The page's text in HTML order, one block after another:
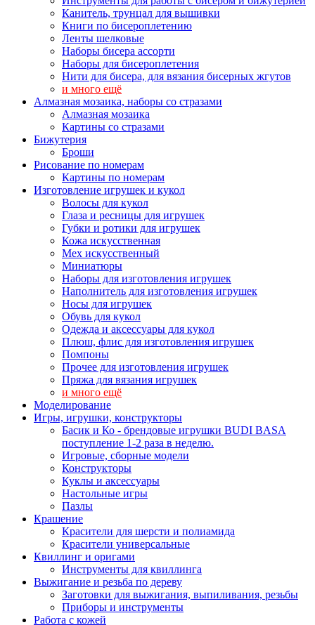
Канитель, трунцал для вышивки
Книги по бисероплетению
Ленты шелковые
Наборы бисера ассорти
Наборы для бисероплетения
Нити для бисера, для вязания бисерных жгутов
и много ещё
Алмазная мозаика, наборы со стразами
Алмазная мозаика
Картины co стразами
Бижутерия
Броши
Рисование по номерам
Картины по номерам
Изготовление игрушек и кукол
Волосы для кукол
Глаза и ресницы для игрушек
Губки и ротики для игрушек
Кожа искусственная
Мех искусственный
Миниатюры
Наборы для изготовления игрушек
Наполнитель для изготовления игрушек
Носы для игрушек
Обувь для кукол
Одежда и аксессуары для кукол
Плюш, флис для изготовления игрушек
Помпоны
Прочее для изготовления игрушек
Пряжа для вязания игрушек
и много ещё
Моделирование
Игры, игрушки, конструкторы
Басик и Ко - брендовые игрушки BUDI BASA
поступление 1-2 раза в неделю.
Игровые, сборные модели
Конструкторы
Куклы и аксессуары
Настольные игры
Пазлы
Крашение
Красители для шерсти и полиамида
Красители универсальные
Квиллинг и оригами
Инструменты для квиллинга
Выжигание и резьба по дереву
Заготовки для выжигания, выпиливания, резьбы
Приборы и инструменты
Работа с кожей